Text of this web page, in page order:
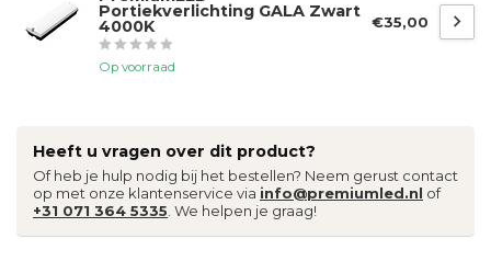
Portiekverlichting GALA Zwart
4000K
Op voorraad
€35,00
Heeft u vragen over dit product?
Of heb je hulp nodig bij het bestellen? Neem gerust contact
op met onze klantenservice via info@premiumled.nl of
+31 071 364 5335 . We helpen je graag!